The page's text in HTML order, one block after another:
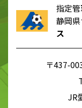
指定
静岡
ス
〒437-
JR